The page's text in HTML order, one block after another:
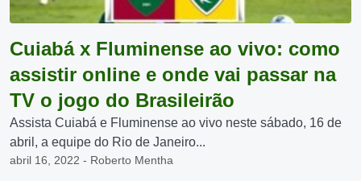
Cuiabá x Fluminense ao vivo: como
assistir online e onde vai passar na
TV o jogo do Brasileirão
Assista Cuiabá e Fluminense ao vivo neste sábado, 16 de
abril, a equipe do Rio de Janeiro...
abril 16, 2022 - Roberto Mentha